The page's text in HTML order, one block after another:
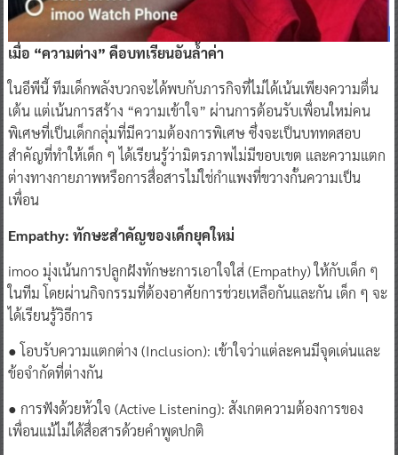
เมื่อ “ความต่าง” คือบทเรียนอันล้ำค่า
ในอีพีนี้ ทีมเด็กพลังบวกจะได้พบกับภารกิจที่ไม่ได้เน้นเพียงความตื่น
เต้น แต่เน้นการสร้าง “ความเข้าใจ” ผ่านการต้อนรับเพื่อนใหม่คน
พิเศษที่เป็นเด็กกลุ่มที่มีความต้องการพิเศษ ซึ่งจะเป็นบททดสอบ
สำคัญที่ทำให้เด็ก ๆ ได้เรียนรู้ว่ามิตรภาพไม่มีขอบเขต และความแตก
ต่างทางกายภาพหรือการสื่อสารไม่ใช่กำแพงที่ขวางกั้นความเป็น
เพื่อน
Empathy: ทักษะสำคัญของเด็กยุคใหม่
imoo มุ่งเน้นการปลูกฝังทักษะการเอาใจใส่ (Empathy) ให้กับเด็ก ๆ
ในทีม โดยผ่านกิจกรรมที่ต้องอาศัยการช่วยเหลือกันและกัน เด็ก ๆ จะ
ได้เรียนรู้วิธีการ
● โอบรับความแตกต่าง (Inclusion): เข้าใจว่าแต่ละคนมีจุดเด่นและ
ข้อจำกัดที่ต่างกัน
● การฟังด้วยหัวใจ (Active Listening): สังเกตความต้องการของ
เพื่อนแม้ไม่ได้สื่อสารด้วยคำพูดปกติ